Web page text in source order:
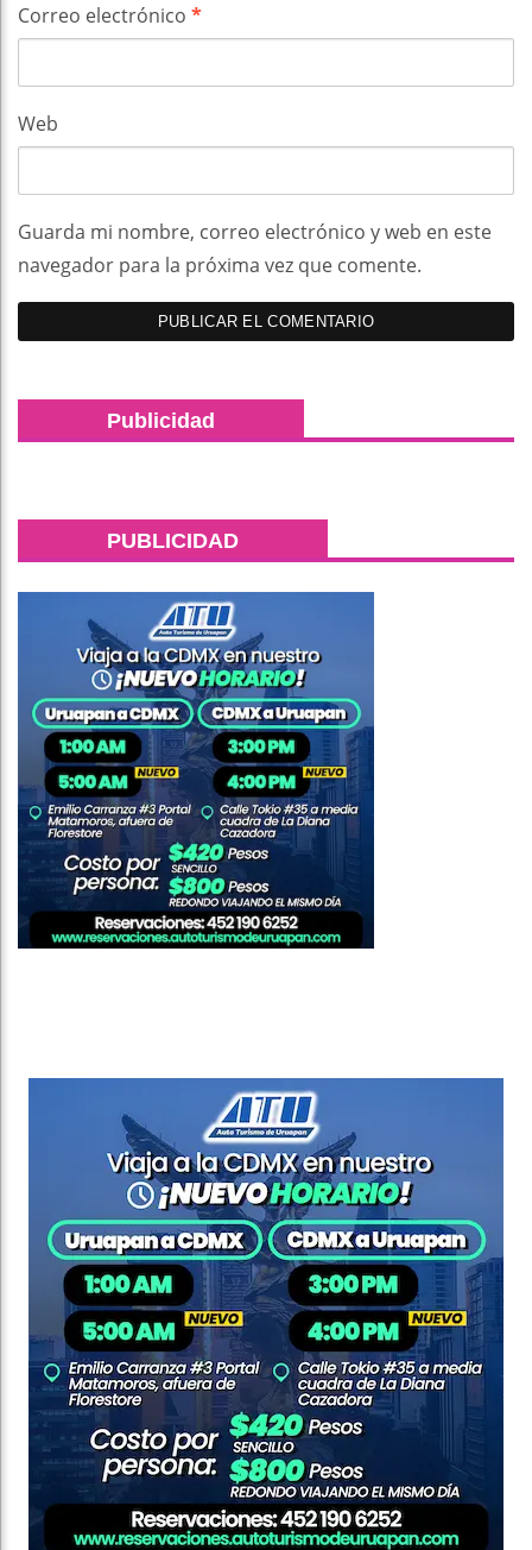
Correo electrónico *
Web
Guarda mi nombre, correo electrónico y web en este
navegador para la próxima vez que comente.
Publicidad
PUBLICIDAD